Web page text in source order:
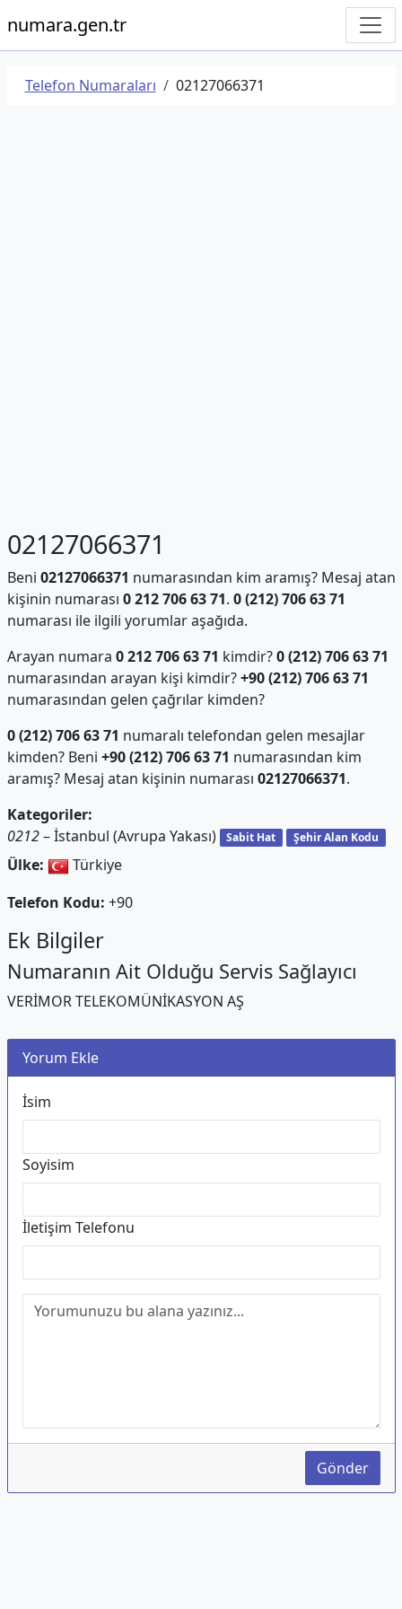
numara.gen.tr
Telefon Numaraları 02127066371
02127066371
Beni 02127066371 numarasından kim aramış? Mesaj atan
kişinin numarası 0 212 706 63 71. 0 (212) 706 63 71
numarası ile ilgili yorumlar aşağıda.
Arayan numara 0 212 706 63 71 kimdir?0 (212) 706 63 71
numarasından arayan kişi kimdir?+90 (212) 706 63 71
numarasından gelen çağrılar kimden?
0 (212) 706 63 71 numaralı telefondan gelen mesajlar
kimden? Beni +90 (212) 706 63 71 numarasından kim
aramış? Mesaj atan kişinin numarası 02127066371.
Kategoriler:
0212– İstanbul (Avrupa Yakası) Sabit Hat Şehir Alan Kodu
Ülke:
Türkiye
Telefon Kodu: +90
Ek Bilgiler
Numaranın Ait Olduğu Servis Sağlayıcı
VERİMOR TELEKOMÜNİKASYON AŞ
Yorum Ekle
İsim
Soyisim
İletişim Telefonu
Gönder